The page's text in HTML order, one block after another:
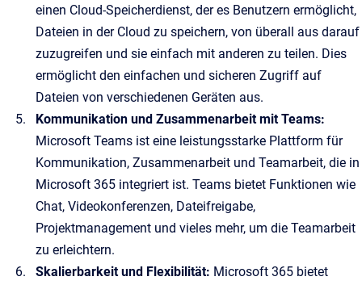
einen Cloud-Speicherdienst, der es Benutzern ermöglicht,
Dateien in der Cloud zu speichern, von überall aus darauf
zuzugreifen und sie einfach mit anderen zu teilen. Dies
ermöglicht den einfachen und sicheren Zugriff auf
Dateien von verschiedenen Geräten aus.
Kommunikation und Zusammenarbeit mit Teams:
Microsoft Teams ist eine leistungsstarke Plattform für
Kommunikation, Zusammenarbeit und Teamarbeit, die in
Microsoft 365 integriert ist. Teams bietet Funktionen wie
Chat, Videokonferenzen, Dateifreigabe,
Projektmanagement und vieles mehr, um die Teamarbeit
zu erleichtern.
Skalierbarkeit und Flexibilität: Microsoft 365 bietet